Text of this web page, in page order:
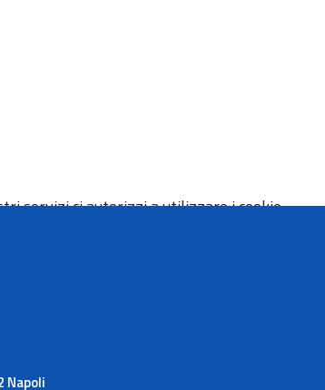
Napoli
servizi ci autorizzi a utilizzare i cookie.